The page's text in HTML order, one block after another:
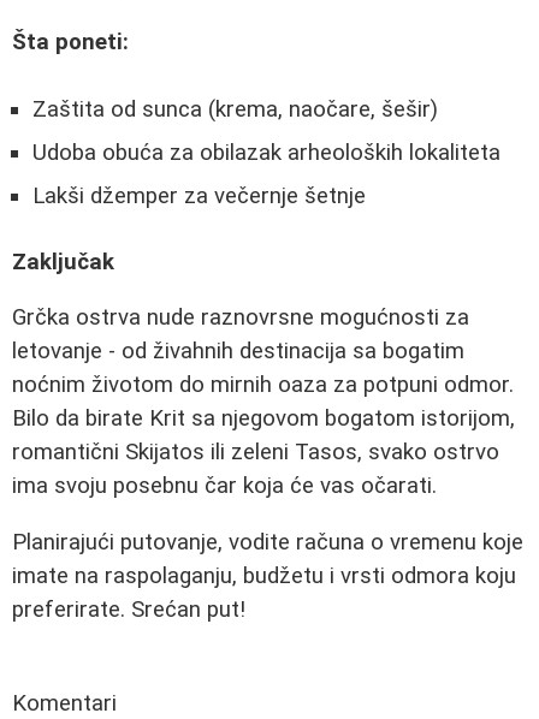
Šta poneti:
Zaštita od sunca (krema, naočare, šešir)
Udoba obuća za obilazak arheoloških lokaliteta
Lakši džemper za večernje šetnje
Zaključak
Grčka ostrva nude raznovrsne mogućnosti za
letovanje - od živahnih destinacija sa bogatim
noćnim životom do mirnih oaza za potpuni odmor.
Bilo da birate Krit sa njegovom bogatom istorijom,
romantični Skijatos ili zeleni Tasos, svako ostrvo
ima svoju posebnu čar koja će vas očarati.
Planirajući putovanje, vodite računa o vremenu koje
imate na raspolaganju, budžetu i vrsti odmora koju
preferirate. Srećan put!
Komentari